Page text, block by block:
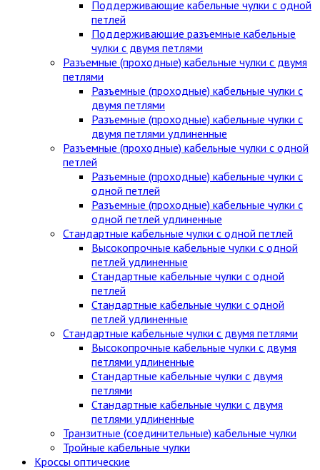
Поддерживающие кабельные чулки с одной
петлей
Поддерживающие разъемные кабельные
чулки с двумя петлями
Разъемные (проходные) кабельные чулки с двумя
петлями
Разъемные (проходные) кабельные чулки с
двумя петлями
Разъемные (проходные) кабельные чулки с
двумя петлями удлиненные
Разъемные (проходные) кабельные чулки с одной
петлей
Разъемные (проходные) кабельные чулки с
одной петлей
Разъемные (проходные) кабельные чулки с
одной петлей удлиненные
Стандартные кабельные чулки c одной петлей
Высокопрочные кабельные чулки с одной
петлей удлиненные
Стандартные кабельные чулки с одной
петлей
Стандартные кабельные чулки с одной
петлей удлиненные
Стандартные кабельные чулки с двумя петлями
Высокопрочные кабельные чулки с двумя
петлями удлиненные
Стандартные кабельные чулки с двумя
петлями
Стандартные кабельные чулки с двумя
петлями удлиненные
Транзитные (соединительные) кабельные чулки
Тройные кабельные чулки
Кроссы оптические